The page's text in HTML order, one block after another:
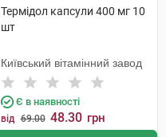
Термідол капсули 400 мг 10
шт
Київський вітамінний завод
Є в наявності
від 69.00 48.30 грн